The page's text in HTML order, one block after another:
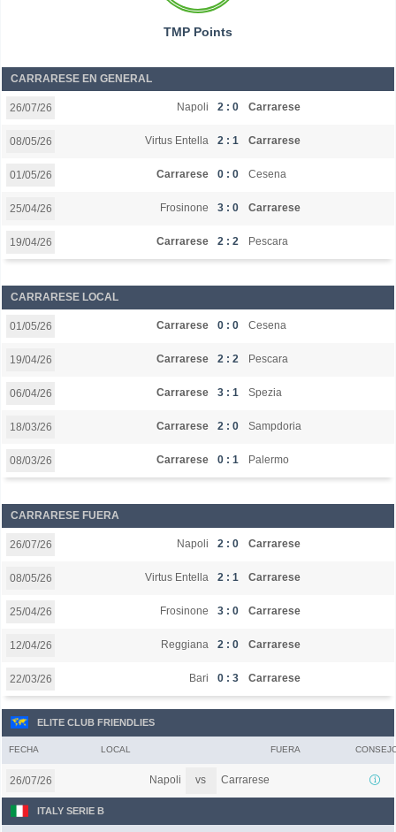
TMP Points
CARRARESE EN GENERAL
26/07/26 Napoli 2 : 0 Carrarese
08/05/26 Virtus Entella 2 : 1 Carrarese
01/05/26 Carrarese 0 : 0 Cesena
25/04/26 Frosinone 3 : 0 Carrarese
19/04/26 Carrarese 2 : 2 Pescara
CARRARESE LOCAL
01/05/26 Carrarese 0 : 0 Cesena
19/04/26 Carrarese 2 : 2 Pescara
06/04/26 Carrarese 3 : 1 Spezia
18/03/26 Carrarese 2 : 0 Sampdoria
08/03/26 Carrarese 0 : 1 Palermo
CARRARESE FUERA
26/07/26 Napoli 2 : 0 Carrarese
08/05/26 Virtus Entella 2 : 1 Carrarese
25/04/26 Frosinone 3 : 0 Carrarese
12/04/26 Reggiana 2 : 0 Carrarese
22/03/26 Bari 0 : 3 Carrarese
ELITE CLUB FRIENDLIES
FECHA LOCAL FUERA
26/07/26 Napoli vs Carrarese
ITALY SERIE B